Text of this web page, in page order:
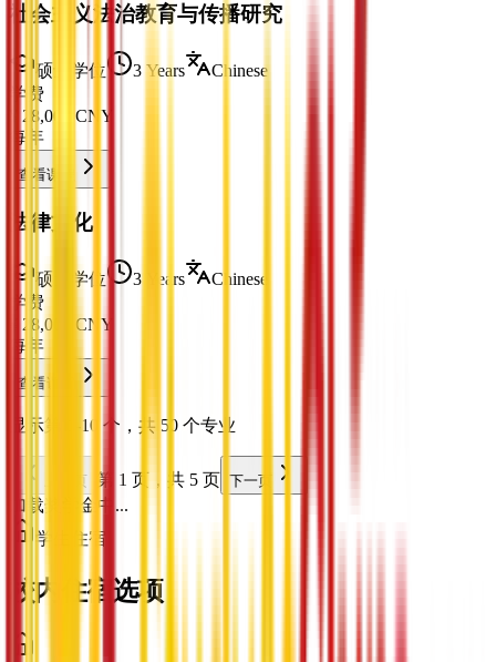
社会主义法治教育与传播研究
硕士学位 3 Years
Chinese
学费
28,000
CNY
每年
查看课程
法律文化
硕士学位 3 Years
Chinese
学费
28,000
CNY
每年
查看课程
显示第 1-10 个，共 50 个专业
上一页 第 1 页，共 5 页 下一页
加载奖学金中...
学生住宿
校内住宿选项